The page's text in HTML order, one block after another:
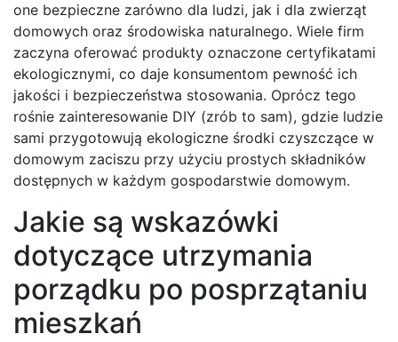
one bezpieczne zarówno dla ludzi, jak i dla zwierząt
domowych oraz środowiska naturalnego. Wiele firm
zaczyna oferować produkty oznaczone certyfikatami
ekologicznymi, co daje konsumentom pewność ich
jakości i bezpieczeństwa stosowania. Oprócz tego
rośnie zainteresowanie DIY (zrób to sam), gdzie ludzie
sami przygotowują ekologiczne środki czyszczące w
domowym zaciszu przy użyciu prostych składników
dostępnych w każdym gospodarstwie domowym.
Jakie są wskazówki
dotyczące utrzymania
porządku po posprzątaniu
mieszkań